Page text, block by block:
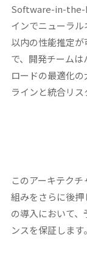
Software-in-the-
インでニューラ
以内の性能推定
で、開発チーム
ロードの最適化
ラインと統合リス
このアーキテク
組みをさらに後
の導入において
ンスを保証します。